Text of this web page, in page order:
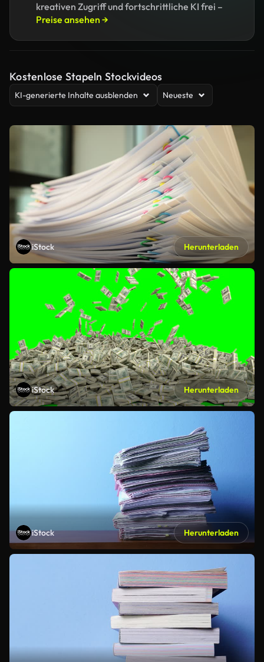
kreativen Zugriff und fortschrittliche KI frei –
Preise ansehen →
Kostenlose Stapeln Stockvideos
KI-generierte Inhalte ausblenden Neueste
iStock Herunterladen
iStock Herunterladen
iStock Herunterladen